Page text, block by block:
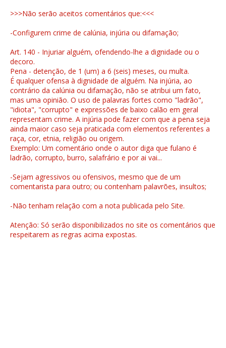
>>>Não serão aceitos comentários que:<<<
-Configurem crime de calúnia, injúria ou difamação;
Art. 140 - Injuriar alguém, ofendendo-lhe a dignidade ou o
decoro.
Pena - detenção, de 1 (um) a 6 (seis) meses, ou multa.
É qualquer ofensa à dignidade de alguém. Na injúria, ao
contrário da calúnia ou difamação, não se atribui um fato,
mas uma opinião. O uso de palavras fortes como "ladrão",
"idiota", "corrupto" e expressões de baixo calão em geral
representam crime. A injúria pode fazer com que a pena seja
ainda maior caso seja praticada com elementos referentes a
raça, cor, etnia, religião ou origem.
Exemplo: Um comentário onde o autor diga que fulano é
ladrão, corrupto, burro, salafrário e por ai vai...
-Sejam agressivos ou ofensivos, mesmo que de um
comentarista para outro; ou contenham palavrões, insultos;
-Não tenham relação com a nota publicada pelo Site.
Atenção: Só serão disponibilizados no site os comentários que
respeitarem as regras acima expostas.